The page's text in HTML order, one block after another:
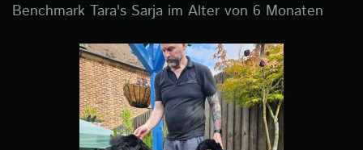
Benchmark Tara's Sarja im Alter von 6 Monaten